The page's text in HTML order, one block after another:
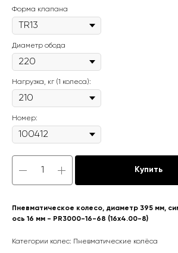
Форма клапана
Диаметр обода
Нагрузка, кг (1 колеса):
Номер:
Купить
Пневматическое колесо, диаметр 395 мм,
ось 16 мм - PR3000-16-68 (16x4.00-8)
Категории колес: Пневматические колёса